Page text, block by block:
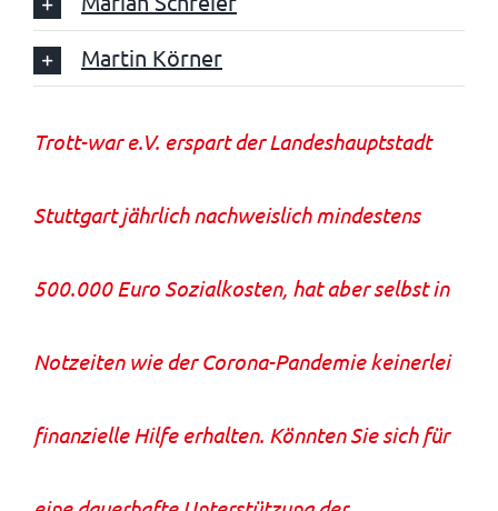
Martin Körner
Trott-war e.V. erspart der Landeshauptstadt
Stuttgart jährlich nachweislich mindestens
500.000 Euro Sozialkosten, hat aber selbst in
Notzeiten wie der Corona-Pandemie keinerlei
finanzielle Hilfe erhalten. Könnten Sie sich für